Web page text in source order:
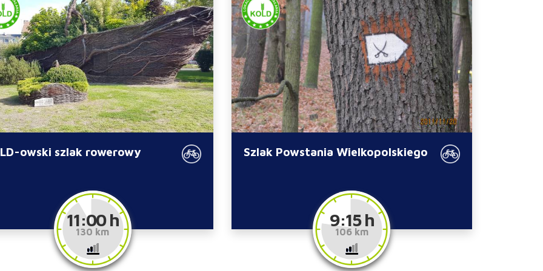
owski szlak rowerowy
11:00 h
130 km
Szlak Powstania Wielkopolskiego
9:15 h
106 km